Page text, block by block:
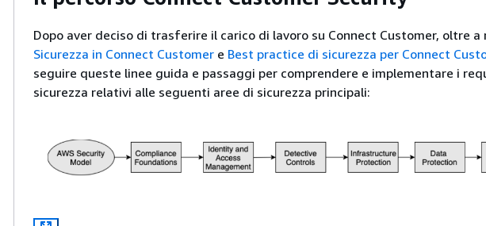
Dopo aver deciso di trasferire il carico di lavoro su Connect Customer, oltre a
Sicurezza in Connect Customer e Best practice di sicurezza per Connect
seguire queste linee guida e passaggi per comprendere e implementare i
sicurezza relativi alle seguenti aree di sicurezza principali: